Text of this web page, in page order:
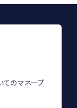
てのマネープ